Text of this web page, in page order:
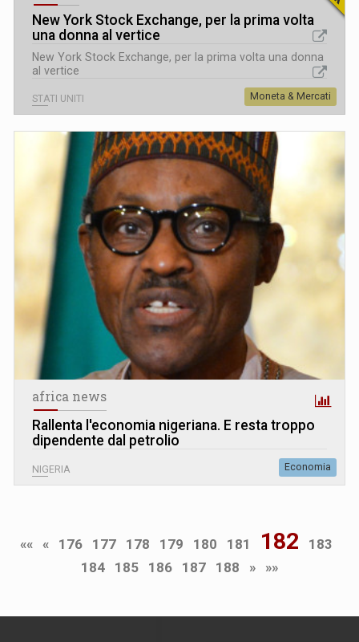
New York Stock Exchange, per la prima volta
una donna al vertice
New York Stock Exchange, per la prima volta una donna
al vertice
STATI UNITI Moneta & Mercati
africa news
Rallenta l'economia nigeriana. E resta troppo
dipendente dal petrolio
NIGERIA Economia
«« « 176 177 178 179 180 181 182
183
184
185 186 187 188 » »»